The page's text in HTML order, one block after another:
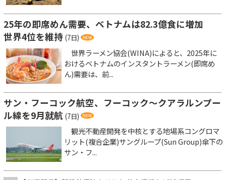
25年の即席めん需要、ベトナムは82.3億食に増加
世界4位を維持 (7日)
世界ラーメン協会(WINA)によると、2025年に
おけるベトナムのインスタントラーメン(即席め
ん)需要は、前...
サン・フーコック航空、フーコック～クアラルンプー
ル線を9月就航 (7日)
観光不動産開発を中核とする地場系コングロマ
リット(複合企業)サングループ(Sun Group)傘下の
サン・フ...